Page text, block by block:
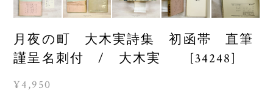
月夜の町 大木実詩集 初函帯 直筆
謹呈名刺付 / 大木実 [34248]
¥4,950